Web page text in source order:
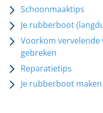
Schoonmaaktips
Je rubberboot
Voorkom
gebreken
Reparatietips
Je rubberboot